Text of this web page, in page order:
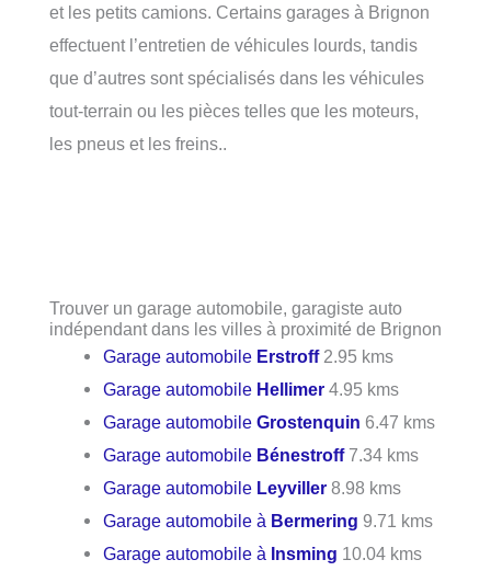
et les petits camions. Certains garages à Brignon
effectuent l’entretien de véhicules lourds, tandis
que d’autres sont spécialisés dans les véhicules
tout-terrain ou les pièces telles que les moteurs,
les pneus et les freins..
Trouver un garage automobile, garagiste auto
indépendant dans les villes à proximité de Brignon
Garage automobile Erstroff2.95 kms
Garage automobile Hellimer 4.95 kms
Garage automobileGrostenquin 6.47 kms
Garage automobile Bénestroff7.34 kms
Garage automobile Leyviller 8.98 kms
Garage automobile à Bermering 9.71 kms
Garage automobile à Insming 10.04 kms